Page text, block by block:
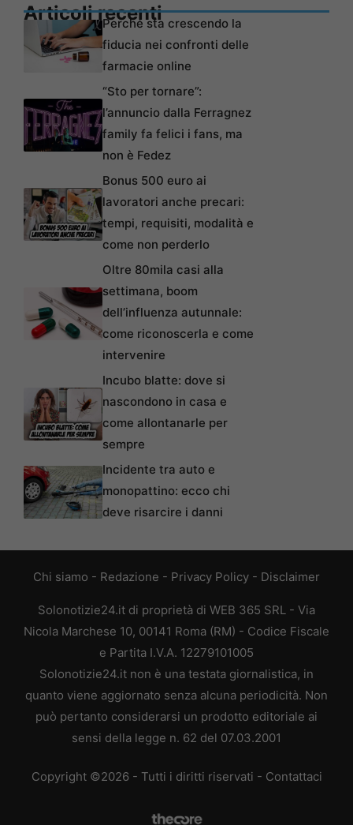
Articoli recentiPerché sta crescendo la
fiducia nei confronti delle
farmacie online
“Sto per tornare”:
l’annuncio dalla Ferragnez
family fa felici i fans, ma
non è Fedez
Bonus 500 euro ai
lavoratori anche precari:
tempi, requisiti, modalità e
come non perderlo
Oltre 80mila casi alla
settimana, boom
dell’influenza autunnale:
come riconoscerla e come
intervenire
Incubo blatte: dove si
nascondono in casa e
come allontanarle per
sempre
Incidente tra auto e
monopattino: ecco chi
deve risarcire i danni
Chi siamo - Redazione - Privacy Policy - Disclaimer
Solonotizie24.it di proprietà di WEB 365 SRL - Via
Nicola Marchese 10, 00141 Roma (RM) - Codice Fiscale
e Partita I.V.A. 12279101005
Solonotizie24.it non è una testata giornalistica, in
quanto viene aggiornato senza alcuna periodicità. Non
può pertanto considerarsi un prodotto editoriale ai
sensi della legge n. 62 del 07.03.2001
Copyright ©2026 - Tutti i diritti riservati - Contattaci